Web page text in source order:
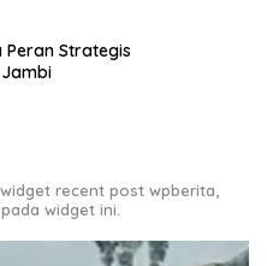
Peran Strategis
recent post wpberita,
widget ini.